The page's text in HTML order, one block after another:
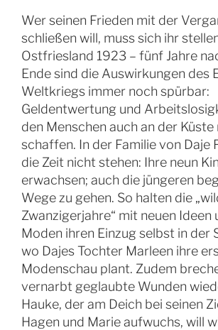
Wer seinen Frieden mit der
schließen will, muss sich ihr
Ostfriesland 1923 – fünf Jahre
Ende sind die Auswirkungen des
Weltkriegs immer noch spürbar:
Geldentwertung und
den Menschen auch an der
schaffen. In der Familie von Daje
die Zeit nicht stehen: Ihre neun
erwachsen; auch die jüngeren
Wege zu gehen. So halten die
Zwanzigerjahre“ mit neuen Ideen
Moden ihren Einzug selbst in der
wo Dajes Tochter Marleen ihre
Modenschau plant. Zudem
vernarbt geglaubte Wunden
Hauke, der am Deich bei seinen
Hagen und Marie aufwuchs, will